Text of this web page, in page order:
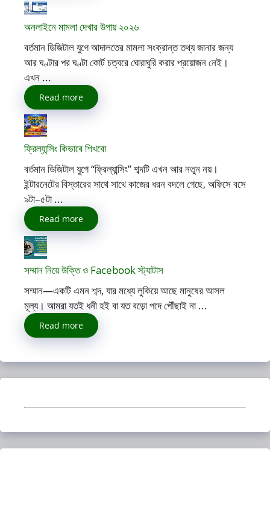
অনলাইনে মামলা দেখার উপায় ২০২৬
বর্তমান ডিজিটাল যুগে আদালতের মামলা সংক্রান্ত তথ্য জানার জন্য
আর ঘণ্টার পর ঘণ্টা কোর্ট চত্বরে ঘোরাঘুরি করার প্রয়োজন নেই।
এখন ...
Read more
ফ্রিল্যান্সিং কিভাবে শিখবো
বর্তমান ডিজিটাল যুগে “ফ্রিল্যান্সিং” শব্দটি এখন আর নতুন নয়।
ইন্টারনেটের বিস্তারের সাথে সাথে কাজের ধরন বদলে গেছে, অফিসে বসে
৯টা–৫টা ...
Read more
সম্মান নিয়ে উক্তি ও Facebook স্ট্যাটাস
সম্মান—একটি এমন শব্দ, যার মধ্যে লুকিয়ে আছে মানুষের আসল
মূল্য। আমরা যতই ধনী হই বা যত বড়ো পদে পৌঁছাই না ...
Read more